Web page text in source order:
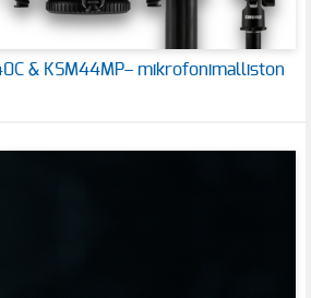
& KSM44MP– mikrofonimalliston